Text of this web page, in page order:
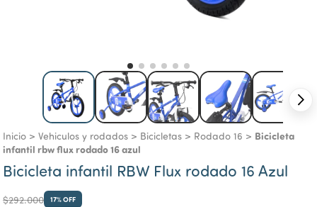
Inicio > Vehiculos y rodados > Bicicletas > Rodado 16 > Bicicleta
infantil rbw flux rodado 16 azul
Bicicleta infantil RBW Flux rodado 16 Azul
$292.000 17% OFF